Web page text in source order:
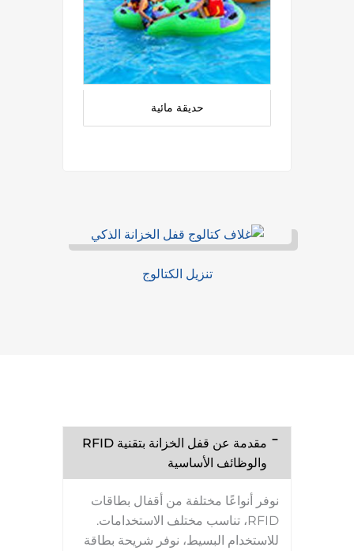
حديقة مائية
تنزيل الكتالوج
مقدمة عن قفل الخزانة بتقنية RFID
والوظائف الأساسية
نوفر أنواعًا مختلفة من أقفال بطاقات
RFID، تناسب مختلف الاستخدامات.
للاستخدام البسيط، نوفر شريحة بطاقة